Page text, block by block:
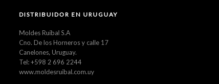
DISTRIBUIDOR EN URUGUAY
Moldes Ruibal S.A
Cno. De los Horneros y calle 17
Canelones, Uruguay.
Tel: +598 2 696 2244
www.moldesruibal.com.uy